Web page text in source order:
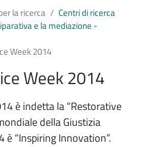
la ricerca
Centri di ricerca
e la mediazione -
Week 2014
Week 2014
è indetta la “Restorative
della Giustizia
“Inspiring Innovation”.